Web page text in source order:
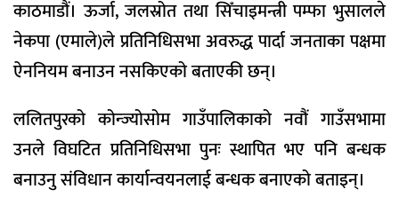
काठमाडौं। ऊर्जा, जलस्रोत तथा सिँचाइमन्त्री पम्फा भुसालले
नेकपा (एमाले)ले प्रतिनिधिसभा अवरुद्ध पार्दा जनताका पक्षमा
ऐननियम बनाउन नसकिएको बताएकी छन्।
ललितपुरको कोन्ज्योसोम गाउँपालिकाको नवौं गाउँसभामा
उनले विघटित प्रतिनिधिसभा पुनः स्थापित भए पनि बन्धक
बनाउनु संविधान कार्यान्वयनलाई बन्धक बनाएको बताइन्।